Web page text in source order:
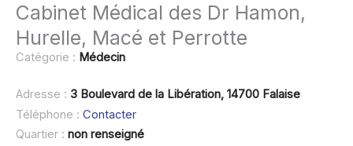
Cabinet Médical des Dr Hamon,
Hurelle, Macé et Perrotte
Catégorie : Médecin
Adresse : 3 Boulevard de la Libération, 14700 Falaise
Téléphone : Contacter
Quartier : non renseigné